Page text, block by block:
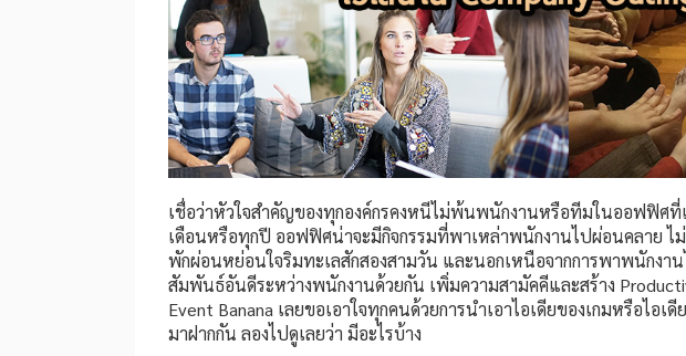
เชื่อว่าหัวใจสำคัญของทุกองค์กรคงหนีไม่พ้นพนักงานหรือทีมในออฟฟิศ
เดือนหรือทุกปี ออฟฟิศน่าจะมีกิจกรรมที่พาเหล่าพนักงานไปผ่อนคลาย ไ
พักผ่อนหย่อนใจริมทะเลสักสองสามวัน และนอกเหนือจากการพาพนักงา
สัมพันธ์อันดีระหว่างพนักงานด้วยกัน เพิ่มความสามัคคีและสร้าง
Event Banana เลยขอเอาใจทุกคนด้วยการนำเอาไอเดียของเกมหรือไอ
มาฝากกัน ลองไปดูเลยว่า มีอะไรบ้าง